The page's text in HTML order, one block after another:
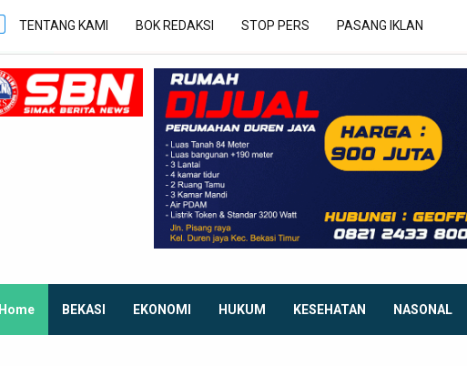
TENTANG KAMI BOK REDAKSI STOP PERS PASANG IKLAN
Home BEKASI EKONOMI HUKUM KESEHATAN NASONAL